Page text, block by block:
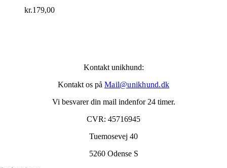
kr.179,00
Kontakt unikhund:
Kontakt os på Mail@unikhund.dk
Vi besvarer din mail indenfor 24 timer.
CVR: 45716945
Tuemosevej 40
5260 Odense S